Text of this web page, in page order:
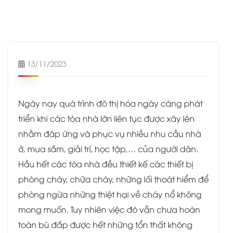
13/11/2023
Ngày nay quá trình đô thị hóa ngày càng phát
triển khi các tòa nhà lớn liên tục được xây lên
nhằm đáp ứng và phục vụ nhiều nhu cầu nhà
ở, mua sắm, giải trí, học tập,… của người dân.
Hầu hết các tòa nhà đều thiết kế các thiết bị
phòng cháy, chữa cháy, những lối thoát hiểm để
phòng ngừa những thiệt hại về cháy nổ không
mong muốn. Tuy nhiên việc đó vẫn chưa hoàn
toàn bù đắp được hết những tổn thất không